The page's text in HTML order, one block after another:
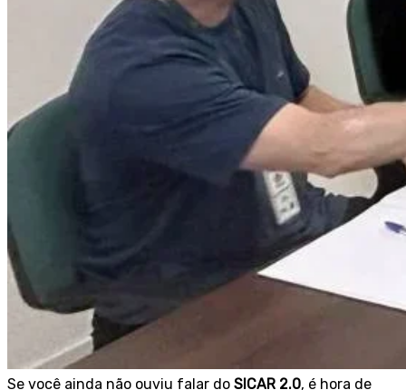
Se você ainda não ouviu falar do SICAR 2.0, é hora de